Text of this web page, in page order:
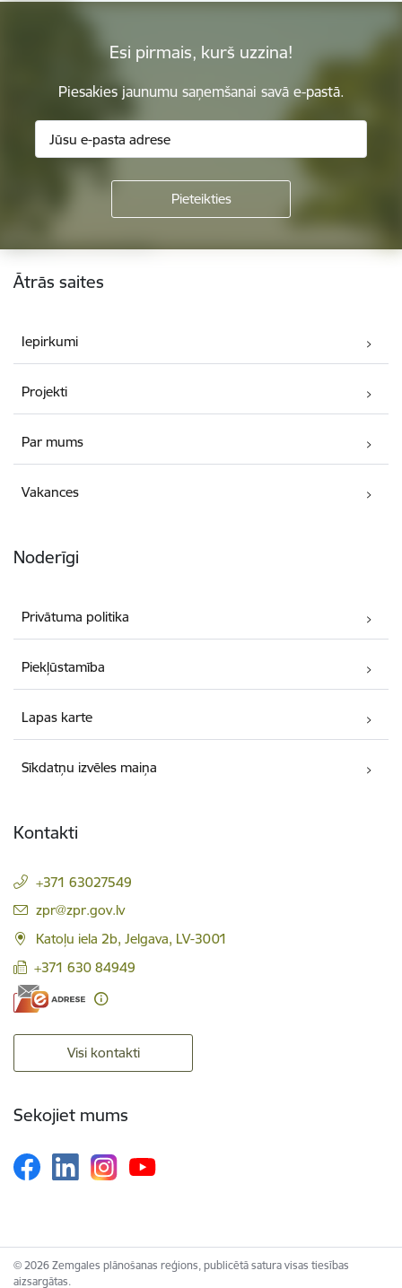
Esi pirmais, kurš uzzina!
Piesakies jaunumu saņemšanai savā e-pastā.
Kājene
Ātrās saites
Iepirkumi
Projekti
Par mums
Vakances
Noderīgi
Privātuma politika
Piekļūstamība
Lapas karte
Sīkdatņu izvēles maiņa
Kontakti
+371 63027549
E-pasts:
zpr@zpr.gov.lv
Katoļu iela 2b, Jelgava, LV-3001
+371 630 84949
Visi kontakti
Sekojiet mums
© 2026 Zemgales plānošanas reģions, publicētā satura visas tiesības
aizsargātas.